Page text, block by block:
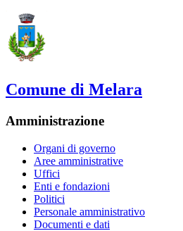
Comune di Melara
Amministrazione
Organi di governo
Aree amministrative
Uffici
Enti e fondazioni
Politici
Personale amministrativo
Documenti e dati